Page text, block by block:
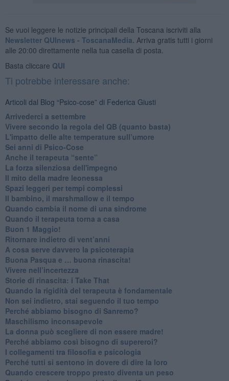
Se vuoi leggere le notizie principali della Toscana iscriviti alla
Newsletter QUInews - ToscanaMedia. Arriva gratis tutti i giorni
alle 20:00 direttamente nella tua casella di posta.
Basta cliccare QUI
Ti potrebbe interessare anche:
Articoli dal Blog “Psico-cose” di Federica Giusti
​Arrivederci a settembre
​Vivere secondo la regola del QB (quanto basta)
​L'impatto delle alte temperature sull’umore
Sei anni di Psico-Cose
​Anche il terapeuta “sente”
​La forza silenziosa dell'impegno
​Il mito della madre leonessa
Spazi leggeri per tempi complessi
Il bambino, il marshmallow e il tempo
​Quando cambia il nome di una sindrome
​Quando il terapeuta torna a casa
​Buon 1 Maggio!
Ritornare indietro di vent’anni
​A cosa serve davvero la psicoterapia
​Buona Pasqua e … buona rinascita!
​Vivere nell’incertezza
​Storie di rinascita: i Take That
​Quando la rigidità del terapeuta è fondamentale
​Non sei indietro, stai seguendo il tuo tempo
​Perché abbiamo bisogno di Sanremo?
​Maschilismo inconsapevole
​La donna può scegliere di non essere madre!
​Perché abbiamo così bisogno di supereroi?
​I collegamenti tra filosofia e psicologia
​Perché tutti si sentono in dovere di dire la loro
​Quando crescere troppo presto diventa un peso